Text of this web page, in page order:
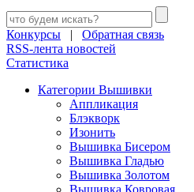
Конкурсы | Обратная связь
RSS-лента новостей
Статистика
Категории Вышивки
Аппликация
Блэкворк
Изонить
Вышивка Бисером
Вышивка Гладью
Вышивка Золотом
Вышивка Ковровая